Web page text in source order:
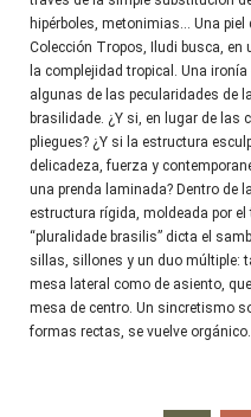
hipérboles, metonimias... Una
Colección Tropos, Iludi busca,
la complejidad tropical. Una
algunas de las pecularidades de
brasilidade. ¿Y si, en lugar de las
pliegues? ¿Y si la estructura
delicadeza, fuerza y
una prenda laminada? Dentro de
estructura rígida, moldeada por
“pluralidade brasilis” dicta el
sillas, sillones y un duo múltiple:
mesa lateral como de asiento,
mesa de centro. Un sincretismo
formas rectas, se vuelve orgánico.